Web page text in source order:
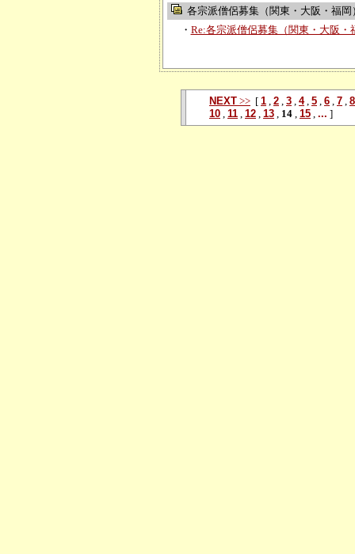
各宗派僧侶募集（関東・大阪・福岡
・ Re:各宗派僧侶募集（関東・大阪・
NEXT >> [ 1 , 2 , 3 , 4, 5 , 6 , 7 , 8
10 , 11 , 12 , 13 , 14 , 15 , ... ]